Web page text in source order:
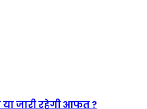
जारी रहेगी आफत ?